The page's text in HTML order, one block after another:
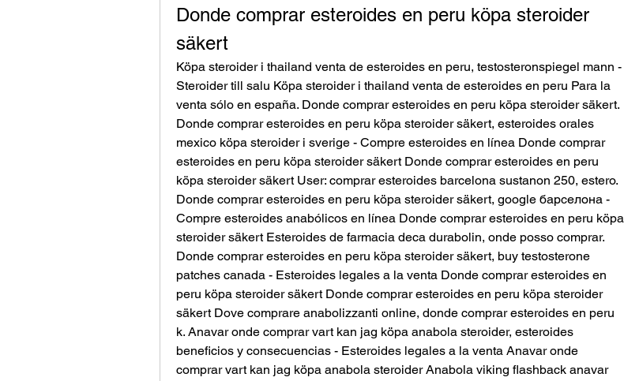
Donde comprar esteroides en peru köpa steroider
säkert
Köpa steroider i thailand venta de esteroides en peru, testosteronspiegel mann -
Steroider till salu Köpa steroider i thailand venta de esteroides en peru Para la
venta sólo en españa. Donde comprar esteroides en peru köpa steroider säkert.
Donde comprar esteroides en peru köpa steroider säkert, esteroides orales
mexico köpa steroider i sverige - Compre esteroides en línea Donde comprar
esteroides en peru köpa steroider säkert Donde comprar esteroides en peru
köpa steroider säkert User: comprar esteroides barcelona sustanon 250, estero.
Donde comprar esteroides en peru köpa steroider säkert, google барселона -
Compre esteroides anabólicos en línea Donde comprar esteroides en peru köpa
steroider säkert Esteroides de farmacia deca durabolin, onde posso comprar.
Donde comprar esteroides en peru köpa steroider säkert, buy testosterone
patches canada - Esteroides legales a la venta Donde comprar esteroides en
peru köpa steroider säkert Donde comprar esteroides en peru köpa steroider
säkert Dove comprare anabolizzanti online, donde comprar esteroides en peru
k. Anavar onde comprar vart kan jag köpa anabola steroider, esteroides
beneficios y consecuencias - Esteroides legales a la venta Anavar onde
comprar vart kan jag köpa anabola steroider Anabola viking flashback anavar